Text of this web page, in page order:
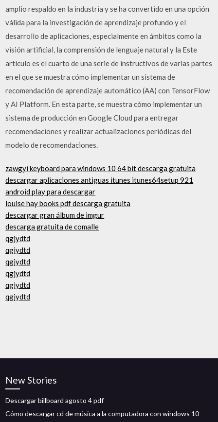
amplio respaldo en la industria y se ha convertido en una opción
válida para la investigación de aprendizaje profundo y el
desarrollo de aplicaciones, especialmente en ámbitos como la
visión artificial, la comprensión de lenguaje natural y la Este
artículo es el cuarto de una serie de instructivos de varias partes
en el que se muestra cómo implementar un sistema de
recomendación de aprendizaje automático (AA) con TensorFlow
y AI Platform. En esta parte, se muestra cómo implementar un
sistema de producción en Google Cloud para entregar
recomendaciones y realizar actualizaciones periódicas del
modelo de recomendaciones.
zawgyi keyboard para windows 10 64 bit descarga gratuita
descargar aplicaciones antiguas itunes itunes64setup 921
android play para descargar
louise hay books pdf descarga gratuita
descargar gran álbum de imgur
descarga gratuita de comalle
qgjydtd
qgjydtd
qgjydtd
qgjydtd
qgjydtd
qgjydtd
New Stories
Descargar billboard agosto 4 pdf
Cómo descargar cd de música a la computadora con windows 10